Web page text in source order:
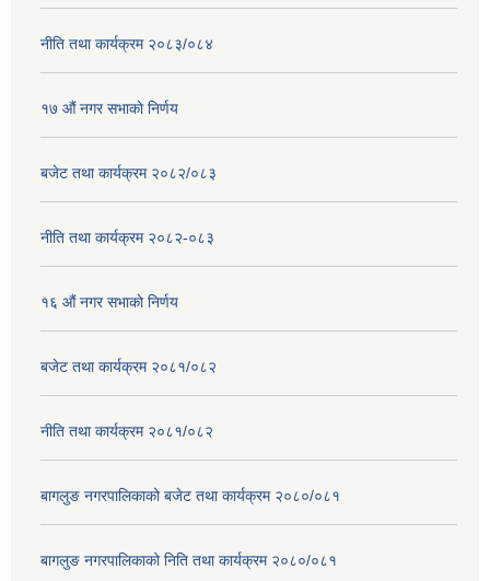
नीति तथा कार्यक्रम २०८३/०८४
१७ ‌‍औं नगर सभाकाे निर्णय
बजेट तथा कार्यक्रम २०८२/०८३
नीति तथा कार्यक्रम २०८२-०८३
१६ ‌औं नगर सभाकाे निर्णय
बजेट तथा कार्यक्रम २०८१/०८२
नीति तथा कार्यक्रम २०८१/०८२
बागलुङ नगरपालिकाको बजेट तथा कार्यक्रम २०८०/०८१
बागलुङ नगरपालिकाको निति तथा कार्यक्रम २०८०/०८१